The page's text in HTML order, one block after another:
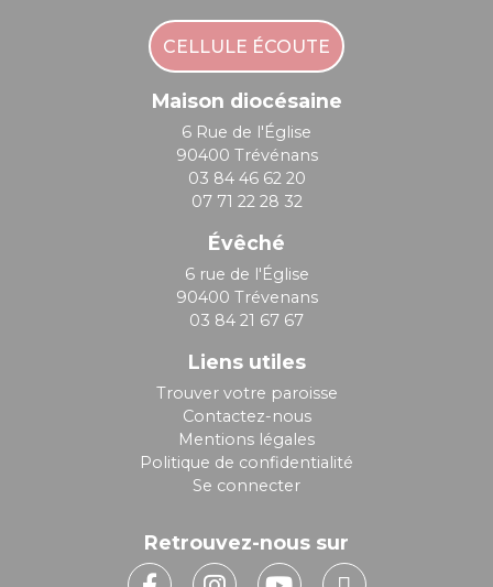
CELLULE ÉCOUTE
Maison diocésaine
6 Rue de l'Église
90400 Trévénans
03 84 46 62 20
07 71 22 28 32
Évêché
6 rue de l'Église
90400 Trévenans
03 84 21 67 67
Liens utiles
Trouver votre paroisse
Contactez-nous
Mentions légales
Politique de confidentialité
Se connecter
Retrouvez-nous sur